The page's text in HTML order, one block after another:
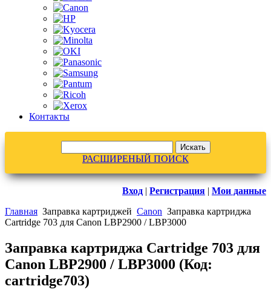
Контакты
РАСШИРЕНЫЙ ПОИСК
Вход | Регистрация | Мои данные
Главная Заправка картриджей Canon Заправка картриджа
Cartridge 703 для Canon LBP2900 / LBP3000
Заправка картриджа Cartridge 703 для
Canon LBP2900 / LBP3000 (Код:
cartridge703)